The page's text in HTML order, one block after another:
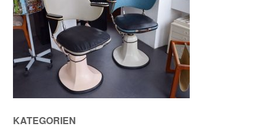
KATEGORIEN